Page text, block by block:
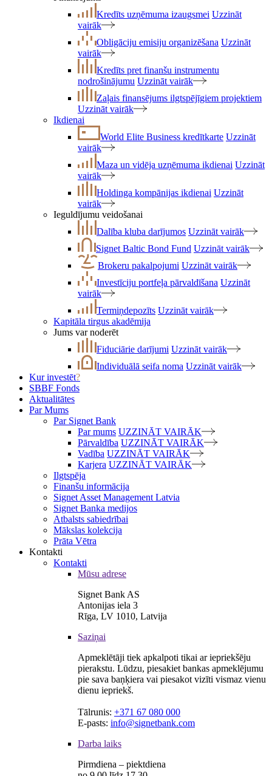
Kredīts uzņēmuma izaugsmei Uzzināt
vairāk
Obligāciju emisiju organizēšana Uzzināt
vairāk
Kredīts pret finanšu instrumentu
nodrošinājumu Uzzināt vairāk
Zaļais finansējums ilgtspējīgiem projektiem
Uzzināt vairāk
Ikdienai
World Elite Business kredītkarte Uzzināt
vairāk
Maza un vidēja uzņēmuma ikdienai Uzzināt
vairāk
Holdinga kompānijas ikdienai Uzzināt
vairāk
Ieguldījumu veidošanai
Dalība kluba darījumos Uzzināt vairāk
Signet Baltic Bond Fund Uzzināt vairāk
Brokeru pakalpojumi Uzzināt vairāk
Investīciju portfeļa pārvaldīšana Uzzināt
vairāk
Termiņdepozīts Uzzināt vairāk
Kapitāla tirgus akadēmija
Jums var noderēt
Fiduciārie darījumi Uzzināt vairāk
Individuālā seifa noma Uzzināt vairāk
Kur investēt?
SBBF Fonds
Aktualitātes
Par Mums
Par Signet Bank
Par mums UZZINĀT VAIRĀK
Pārvaldība UZZINĀT VAIRĀK
Vadība UZZINĀT VAIRĀK
Karjera UZZINĀT VAIRĀK
Ilgtspēja
Finanšu informācija
Signet Asset Management Latvia
Signet Banka medijos
Atbalsts sabiedrībai
Mākslas kolekcija
Prāta Vētra
Kontakti
Kontakti
Mūsu adrese
Signet Bank AS
Antonijas iela 3
Rīga, LV 1010, Latvija
Saziņai
Apmeklētāji tiek apkalpoti tikai ar iepriekšēju
pierakstu. Lūdzu, piesakiet bankas apmeklējumu
pie sava baņķiera vai piesakot vizīti vismaz vienu
dienu iepriekš.
Tālrunis: +371 67 080 000
E-pasts: info@signetbank.com
Darba laiks
Pirmdiena – piektdiena